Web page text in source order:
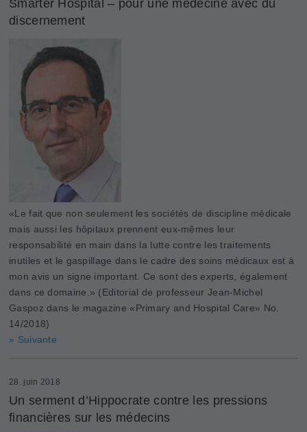
Smarter Hospital – pour une ­médecine avec du
discernement
«Le fait que non seulement les sociétés de discipline médicale
mais aussi les hôpitaux prennent eux-mêmes leur
responsabilité en main dans la lutte contre les traitements
inutiles et le gaspillage dans le cadre des soins médicaux est à
mon avis un signe important. Ce sont des experts, également
dans ce domaine.» (Editorial de professeur Jean-Michel
Gaspoz dans le magazine «Primary and Hospital Care» No.
14/2018)
» Suivante
28. juin 2018
Un serment d’Hippocrate contre les pressions
financières sur les médecins